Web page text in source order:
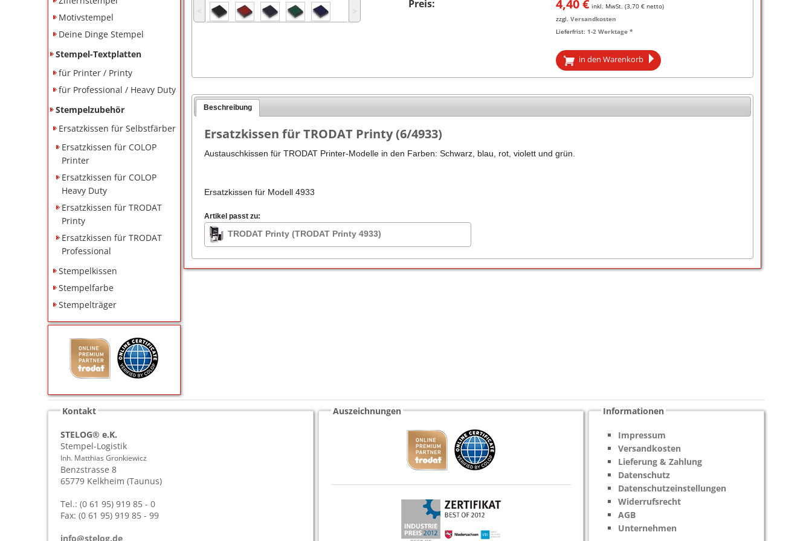
Stempel Kugelschreiber
Taucherstempel
Motivstempel
Deine Dinge Stempel
Stempel-Textplatten
für Printer / Printy
für Professional / Heavy Duty
Stempelzubehör
Ersatzkissen für Selbstfärber
Ersatzkissen für COLOP
Printer
Ersatzkissen für COLOP
Heavy Duty
Ersatzkissen für TRODAT
Printy
Ersatzkissen für TRODAT
Professional
Stempelkissen
Stempelfarbe
Stempelträger
˂ ˃
Preis: 4,40€ inkl. MwSt. (3,70 € netto)
zzgl.Versandkosten
Lieferfrist: 1-2 Werktage *
in den Warenkorb
Beschreibung
Ersatzkissen für TRODAT Printy (6/4933)
Austauschkissen für TRODAT Printer-Modelle in den Farben: Schwarz, blau, rot, violett und grün.
Ersatzkissen für Modell 4933
Artikel passt zu:
TRODAT Printy (TRODAT Printy 4933)
Kontakt
STELOG® e.K.
Stempel-Logistik
Inh. Matthias Gronkiewicz
Benzstrasse 8
65779 Kelkheim (Taunus)
Tel.: (0 61 95) 919 85 - 0
Fax: (0 61 95) 919 85 - 99
info@stelog.de
Auszeichnungen Informationen
Impressum
Versandkosten
Lieferung & Zahlung
Datenschutz
Datenschutzeinstellungen
Widerrufsrecht
AGB
Unternehmen